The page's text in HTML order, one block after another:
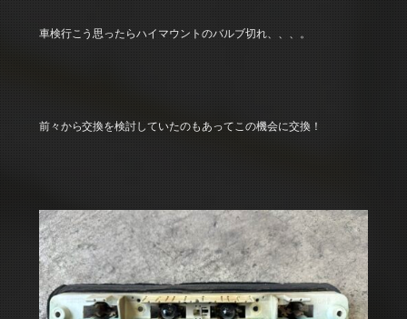
車検行こう思ったらハイマウントのバルブ切れ、、、。
前々から交換を検討していたのもあってこの機会に交換！